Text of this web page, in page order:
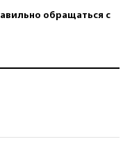
обращаться с